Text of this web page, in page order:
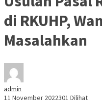
di RKUHP,
Masalahkan
admin
11 November 2022301 Dilihat